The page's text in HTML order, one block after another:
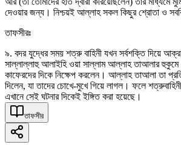
দেওয়ার জন্য। নিশ্চয়ই আল্লাহ সকল কিছুর শ্রোতা ও
তাফসীরঃ
৯. বদর যুদ্ধের সময় শত্রু বাহিনী যখন সর্বশক্তি দিয়ে
সাল্লাল্লাহু আলাইহি ওয়া সাল্লাম আল্লাহ তাআলার
কাফেরদের দিকে নিক্ষেপ করলেন। আল্লাহ তাআলা তা
দিলেন, যা তাদের চোখে-মুখে গিয়ে লাগল। ফলে
এখানে সেই ঘটনার দিকেই ইঙ্গিত করা হয়েছে।
তাফসীর